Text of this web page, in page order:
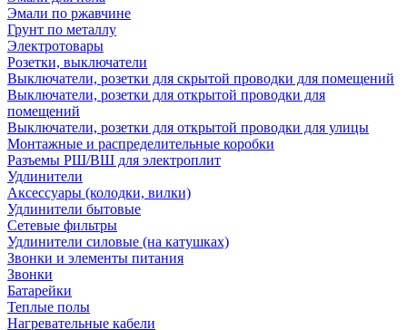
Эмали по ржавчине
Грунт по металлу
Электротовары
Розетки, выключатели
Выключатели, розетки для скрытой проводки для помещений
Выключатели, розетки для открытой проводки для
помещений
Выключатели, розетки для открытой проводки для улицы
Монтажные и распределительные коробки
Разъемы РШ/ВШ для электроплит
Удлинители
Аксессуары (колодки, вилки)
Удлинители бытовые
Сетевые фильтры
Удлинители силовые (на катушках)
Звонки и элементы питания
Звонки
Батарейки
Теплые полы
Нагревательные кабели